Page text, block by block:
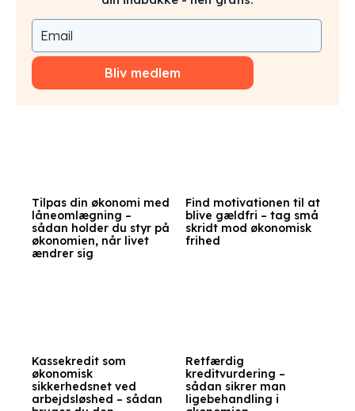
Bliv medlem
Tilpas din økonomi med
låneomlægning –
sådan holder du styr på
økonomien, når livet
ændrer sig
Find motivationen til at
blive gældfri – tag små
skridt mod økonomisk
frihed
Kassekredit som
økonomisk
sikkerhedsnet ved
arbejdsløshed – sådan
Retfærdig
kreditvurdering –
sådan sikrer man
ligebehandling i